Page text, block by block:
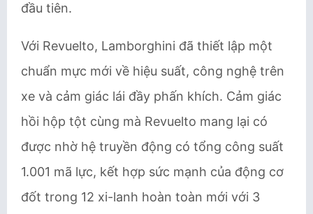
đầu tiên.
Với Revuelto, Lamborghini đã thiết lập một
chuẩn mực mới về hiệu suất, công nghệ trên
xe và cảm giác lái đầy phấn khích. Cảm giác
hồi hộp tột cùng mà Revuelto mang lại có
được nhờ hệ truyền động có tổng công suất
1.001 mã lực, kết hợp sức mạnh của động cơ
đốt trong 12 xi-lanh hoàn toàn mới với 3